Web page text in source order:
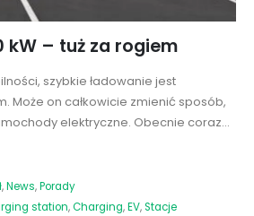
kW – tuż za rogiem
szybkie ładowanie jest
Może on całkowicie zmienić sposób,
elektryczne. Obecnie coraz...
,News,Porady
station,Charging,EV,Stacje